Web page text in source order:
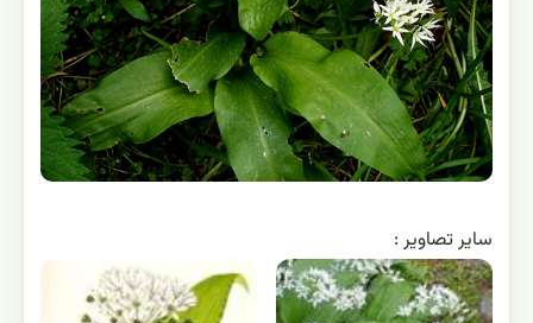
ساير تصاوير :